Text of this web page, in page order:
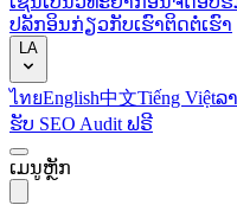
ປລັກອິນກ່ຽວກັບເຮົາຕິດຕໍ່ເຮົາ
LA
ไทยEnglish中文Tiếng Việtລ
ຮັບ SEO Audit ຟຣີ
ເມນູຫຼັກ